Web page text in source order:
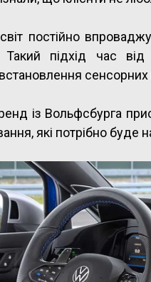
постійно
Такий підхід час
із Вольфсбурга
які потрібно буде